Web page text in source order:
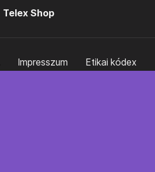
Telex Shop
Impresszum Etikai kódex